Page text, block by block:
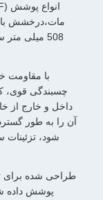
508 میلی
چسبندگی قوی،
داخل و خارج از
آن را به طور
طراحی شده برای
پوشش داده